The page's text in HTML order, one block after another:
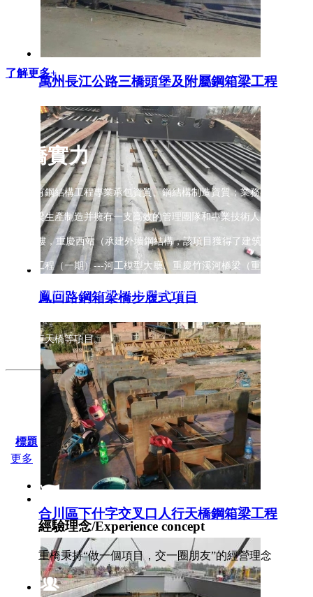
萬州長江公路三橋頭堡及附屬鋼箱梁工程
鳳回路鋼箱梁橋步履式項目
合川區下什字交叉口人行天橋鋼箱梁工程
了解更多+
重橋實力
公司具有鋼結構工程專業承包資質、鋼結構制造資質；業務有：重慶
道鋼箱梁生產制造并擁有一支高效的管理團隊和專業技術人才，近年
T3過夜樓，重慶西站（承建外墻鋼結構，該項目獲得了建筑‘魯班獎’
地建設工程（一期）---河工模型大廳、重慶竹溪河橋梁（重慶市北碚
園）、水滴橋（四川省廣元市昭化區環湖旅游公路）、重慶梁平至四
公園人行天橋等項目。
標題
更多
經驗理念/Experience concept
重橋秉持“做一個項目，交一圈朋友”的經營理念